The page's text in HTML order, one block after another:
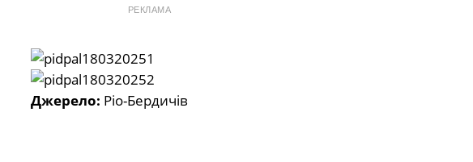
РЕКЛАМА
Джерело: Ріо-Бердичів